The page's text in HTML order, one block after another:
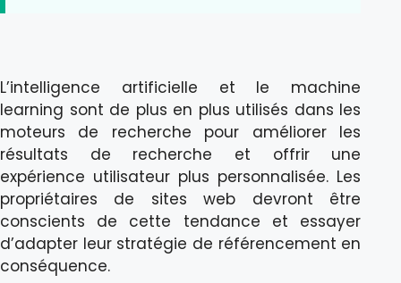
L’intelligence artificielle et le machine
learning sont de plus en plus utilisés dans les
moteurs de recherche pour améliorer les
résultats de recherche et offrir une
expérience utilisateur plus personnalisée. Les
propriétaires de sites web devront être
conscients de cette tendance et essayer
d’adapter leur stratégie de référencement en
conséquence.